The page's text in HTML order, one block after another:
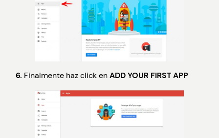
6. Finalmente haz click enADD YOUR FIRST APP